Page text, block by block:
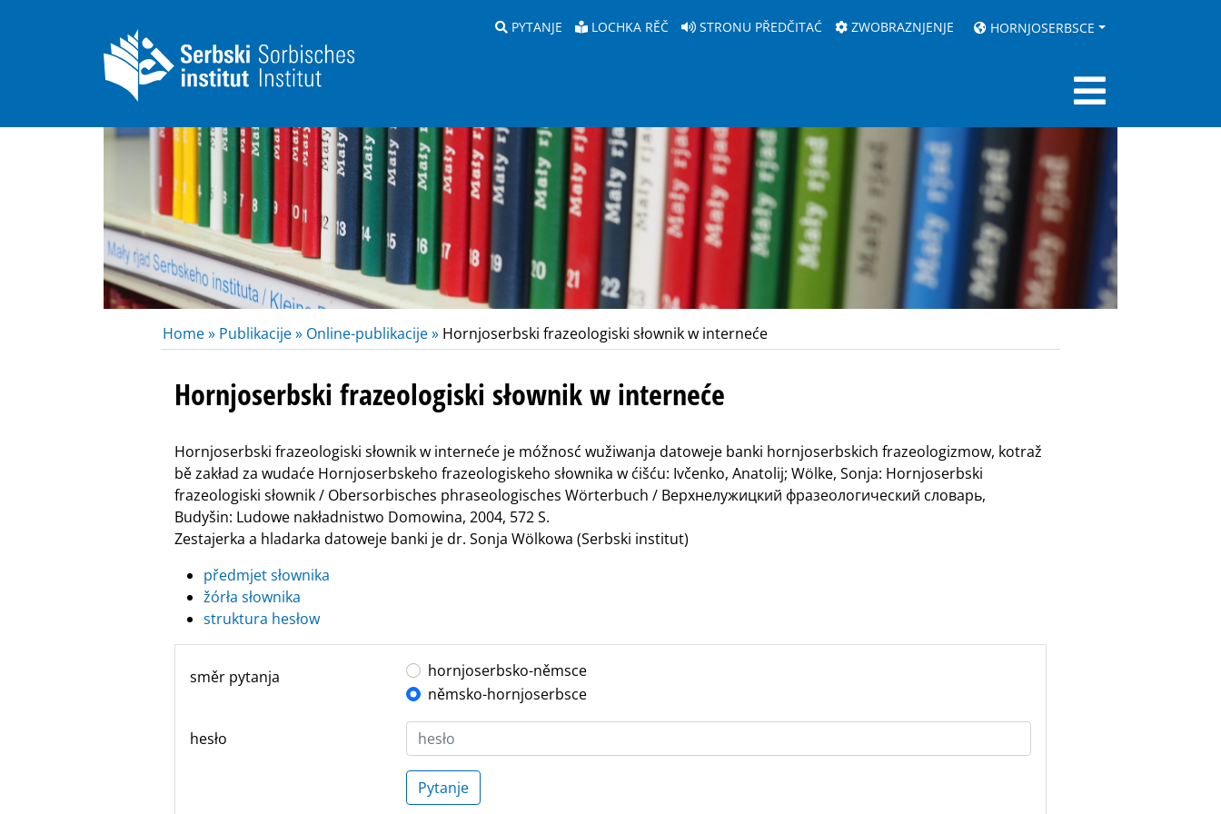
PYTANJE LOCHKA RĚČ STRONU PŘEDČITAĆ ZWOBRAZNJENJE HORNJOSERBSCE
Home » Publikacije » Online-publikacije » Hornjoserbski frazeologiski słownik w interneće
Hornjoserbski frazeologiski słownik w interneće
Hornjoserbski frazeologiski słownik w interneće je móžnosć wužiwanja datoweje banki hornjoserbskich frazeologizmow, kotraž
bě zakład za wudaće Hornjoserbskeho frazeologiskeho słownika w ćišću: Ivčenko, Anatolij; Wölke, Sonja: Hornjoserbski
frazeologiski słownik / Obersorbisches phraseologisches Wörterbuch / Верхнелужицкий фразеологический словарь,
Budyšin: Ludowe nakładnistwo Domowina, 2004, 572 S.
Zestajerka a hladarka datoweje banki je dr. Sonja Wölkowa (Serbski institut)
předmjet słownika
žórła słownika
struktura hesłow
směr pytanja
hornjoserbsko-němsce
němsko-hornjoserbsce
hesło
Pytanje